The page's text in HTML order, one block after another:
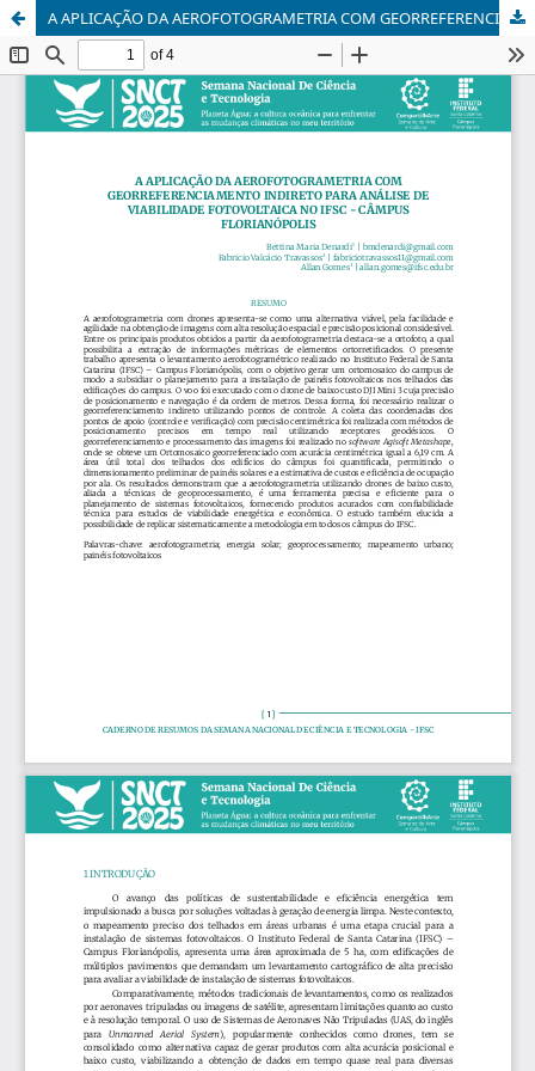
A APLICAÇÃO DA AEROFOTOGRAMETRIA COM GEORREFERENCIAMENTO INDIRETO PARA ANÁLISE DE VIABILIDADE FOTOVOLTAICA NO IFSC - CÂMPUS FLORIANÓPOLIS